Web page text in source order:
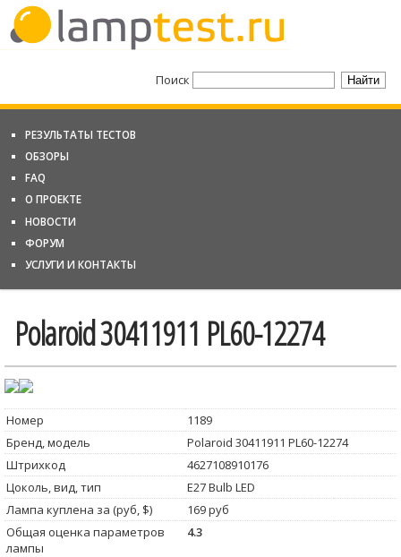
Поиск
РЕЗУЛЬТАТЫ ТЕСТОВ
ОБЗОРЫ
FAQ
О ПРОЕКТЕ
НОВОСТИ
ФОРУМ
УСЛУГИ И КОНТАКТЫ
Polaroid 30411911 PL60-12274
Номер
1189
Бренд, модель
Polaroid 30411911 PL60-12274
Штрихкод
4627108910176
Цоколь, вид, тип
E27 Bulb LED
Лампа куплена за (руб, $)
169 руб
Общая оценка параметров
лампы
4.3